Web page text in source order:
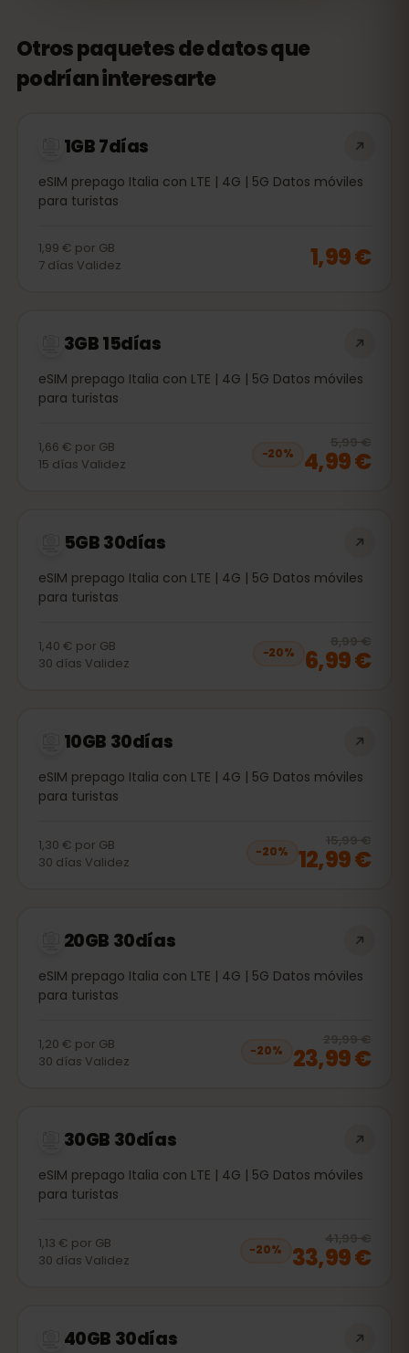
Otros paquetes de datos que
podrían interesarte
1GB 7días
eSIM prepago Italia con LTE | 4G | 5G Datos móviles
para turistas
1,99 € por GB
7 días Validez 1,99 €
3GB 15días
eSIM prepago Italia con LTE | 4G | 5G Datos móviles
para turistas
1,66 € por GB
15 días Validez
−20%
5,99 €
4,99 €
5GB 30días
eSIM prepago Italia con LTE | 4G | 5G Datos móviles
para turistas
1,40 € por GB
30 días Validez
−20%
8,99 €
6,99 €
10GB 30días
eSIM prepago Italia con LTE | 4G | 5G Datos móviles
para turistas
1,30 € por GB
30 días Validez
−20%
15,99 €
12,99 €
20GB 30días
eSIM prepago Italia con LTE | 4G | 5G Datos móviles
para turistas
1,20 € por GB
30 días Validez
−20%
29,99 €
23,99 €
30GB 30días
eSIM prepago Italia con LTE | 4G | 5G Datos móviles
para turistas
1,13 € por GB
30 días Validez
−20%
41,99 €
33,99 €
40GB 30días